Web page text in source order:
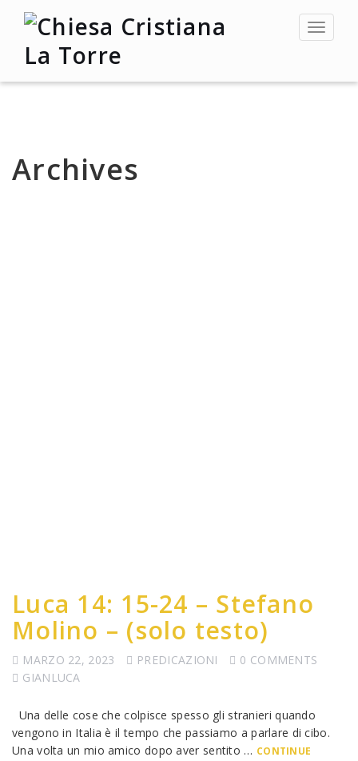
Toggle
Archives
Luca 14: 15-24 – Stefano
Molino – (solo testo)
MARZO 22, 2023 PREDICAZIONI
0 COMMENTS
GIANLUCA
Una delle cose che colpisce spesso gli stranieri quando
vengono in Italia è il tempo che passiamo a parlare di cibo.
Una volta un mio amico dopo aver sentito … CONTINUE